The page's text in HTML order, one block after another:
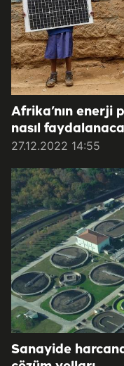
Afrika’nın enerji
nasıl
27.12.2022 14:55
Sanayide